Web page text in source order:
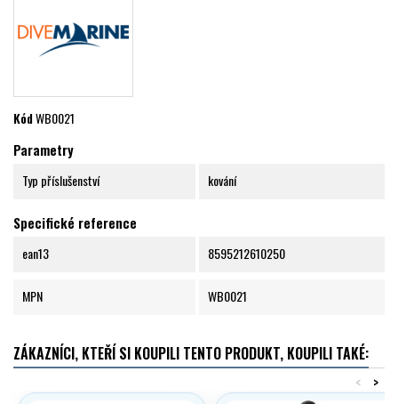
KódWB0021
Parametry
Typ příslušenství kování
Specifické reference
ean13 8595212610250
MPN WB0021
ZÁKAZNÍCI, KTEŘÍ SI KOUPILI TENTO PRODUKT, KOUPILI TAKÉ:
>
<